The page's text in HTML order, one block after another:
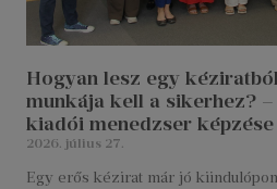
Hogyan lesz egy
munkája kell a sikerhez?
kiadói menedzser képzése
2026. július 27.
Egy erős kézirat már jó